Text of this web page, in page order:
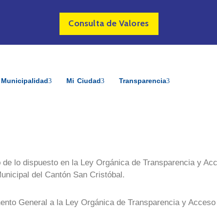
Consulta de Valores
Municipalidad Mi Ciudad Transparencia
lo dispuesto en la Ley Orgánica de Transparencia y
del Cantón San Cristóbal.
General a la Ley Orgánica de Transparencia y